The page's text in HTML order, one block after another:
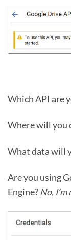
Which API are
Where will you
What data will
Are you using
Engine? No,